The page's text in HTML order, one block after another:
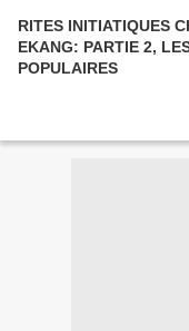
RITES INITIATIQUES
EKANG: PARTIE 2,
POPULAIRES